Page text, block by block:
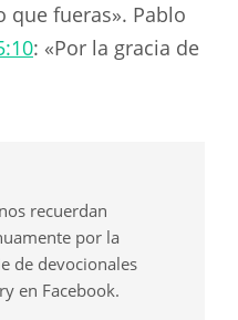
que fueras». Pablo
: «Por la gracia de
recuerdan
por la
de devocionales
en Facebook.